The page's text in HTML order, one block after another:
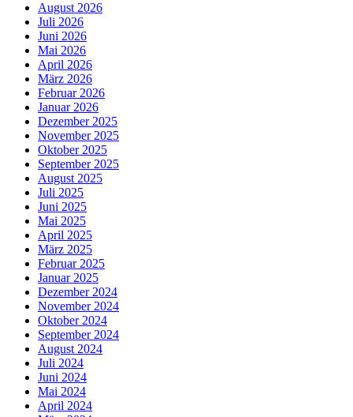
August 2026
Juli 2026
Juni 2026
Mai 2026
April 2026
März 2026
Februar 2026
Januar 2026
Dezember 2025
November 2025
Oktober 2025
September 2025
August 2025
Juli 2025
Juni 2025
Mai 2025
April 2025
März 2025
Februar 2025
Januar 2025
Dezember 2024
November 2024
Oktober 2024
September 2024
August 2024
Juli 2024
Juni 2024
Mai 2024
April 2024